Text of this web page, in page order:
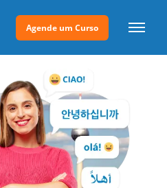
Agende um Curso